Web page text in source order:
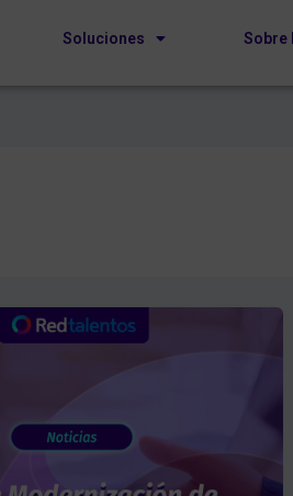
Soluciones Sobre